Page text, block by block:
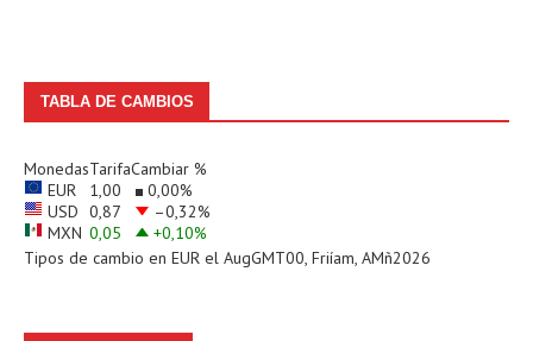
TABLA DE CAMBIOS
MonedasTarifaCambiar %
EUR
1,00 0,00%
USD 0,87 –0,32%
MXN 0,05 +0,10%
Tipos de cambio en EUR el AugGMT00, Friíam, AMñ2026